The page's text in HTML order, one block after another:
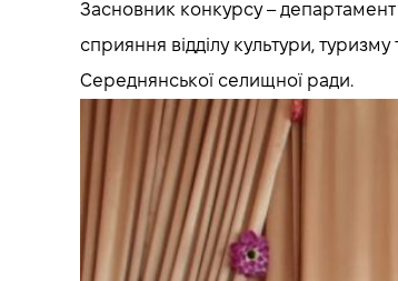
Засновник конкурсу – департамент
сприяння відділу культури,
Середнянської селищної ради.